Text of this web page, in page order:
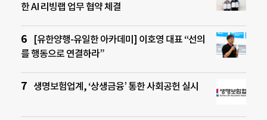
한 AI 리빙랩 업무 협약 체결
[유한양행-유일한 아카데미] 이호영 대표 “선의
를 행동으로 연결하라”
생명보험업계, ‘상생금융’ 통한 사회공헌 실시